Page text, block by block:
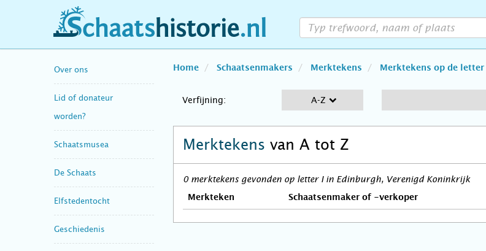
schaatshistorie.nl
Over ons
Lid of donateur
worden?
Schaatsmusea
De Schaats
Elfstedentocht
Geschiedenis
Home Schaatsenmakers Merktekens Merktekens op de letter I
Verfijning: A-Z
Merktekens van A tot Z
0 merktekens gevonden op letter I in Edinburgh, Verenigd Koninkrijk
Merkteken Schaatsenmaker of -verkoper